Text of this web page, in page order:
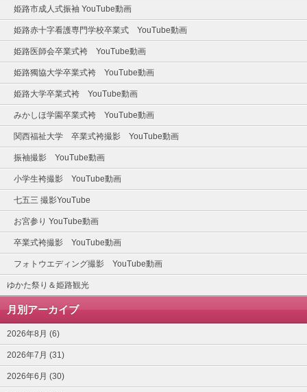
姫路市成人式振袖 YouTube動画
姫路赤十字看護専門学校卒業式 YouTube動画
姫路医師会卒業式袴 YouTube動画
姫路獨協大学卒業式袴 YouTube動画
姫路大学卒業式袴 YouTube動画
みかしほ学園卒業式袴 YouTube動画
関西福祉大学 卒業式袴撮影 YouTube動画
振袖撮影 YouTube動画
小学生袴撮影 YouTube動画
七五三 撮影YouTube
お宮参り YouTube動画
卒業式袴撮影 YouTube動画
フォトウエディング撮影 YouTube動画
ゆかた祭り＆姫路観光
月別アーカイブ
2026年8月 (6)
2026年7月 (31)
2026年6月 (30)